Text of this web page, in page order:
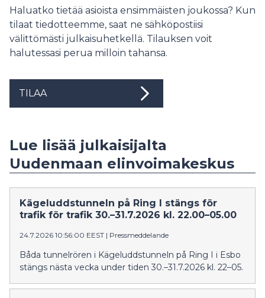
Haluatko tietää asioista ensimmäisten joukossa? Kun
tilaat tiedotteemme, saat ne sähköpostiisi
välittömästi julkaisuhetkellä. Tilauksen voit
halutessasi perua milloin tahansa.
TILAA
Lue lisää julkaisijalta
Uudenmaan elinvoimakeskus
Kägeluddstunneln på Ring I stängs för
trafik för trafik 30.–31.7.2026 kl. 22.00–05.00
24.7.2026 10:56:00 EEST | Pressmeddelande
Båda tunnelrören i Kägeluddstunneln på Ring I i Esbo
stängs nästa vecka under tiden 30.–31.7.2026 kl. 22–05.